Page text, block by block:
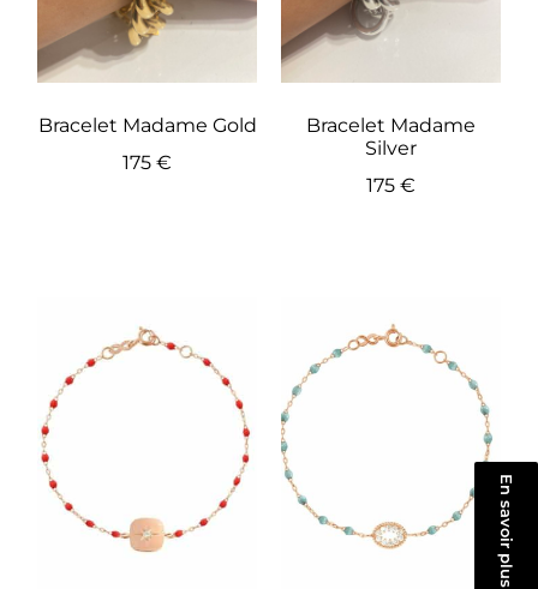
En savoir plus
Bracelet Madame Gold
175 €
Bracelet Madame
Silver
175 €